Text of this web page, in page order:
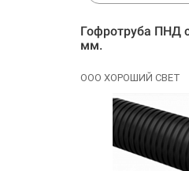
Гофротруба ПНД
мм.
ООО ХОРОШИЙ СВЕТ